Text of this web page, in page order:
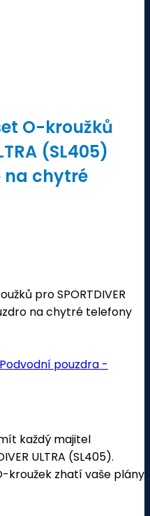
O-kroužků
(SL405)
na chytré
pro SPORTDIVER
na chytré telefony
Podvodní pouzdra -
každý majitel
ULTRA (SL405).
kroužek zhatí vaše plány